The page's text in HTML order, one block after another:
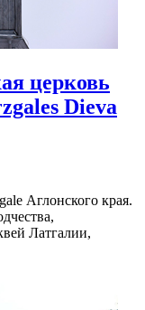
церковь
Dieva
Аглонского края.
Латгалии,